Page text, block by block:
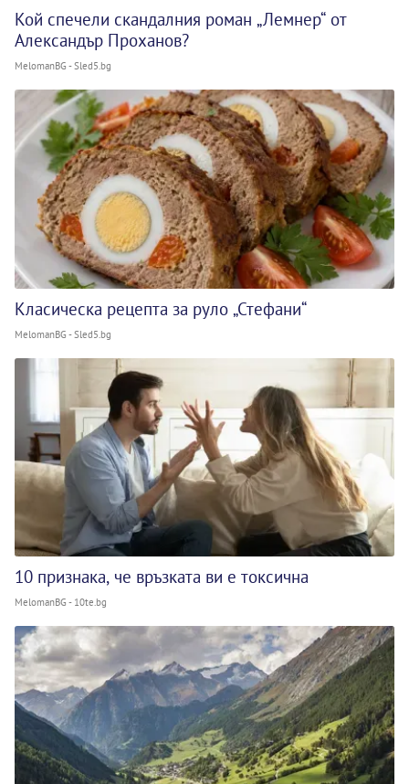
Кой спечели скандалния роман „Лемнер“ от
Александър Проханов?
MelomanBG - Sled5.bg
Класическа рецепта за руло „Стефани“
MelomanBG - Sled5.bg
10 признака, че връзката ви е токсична
MelomanBG - 10te.bg